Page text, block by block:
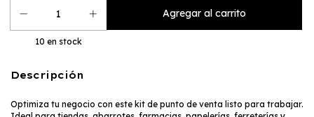
10 en stock
Descripción
Optimiza tu negocio con este kit de punto de venta listo para trabajar.